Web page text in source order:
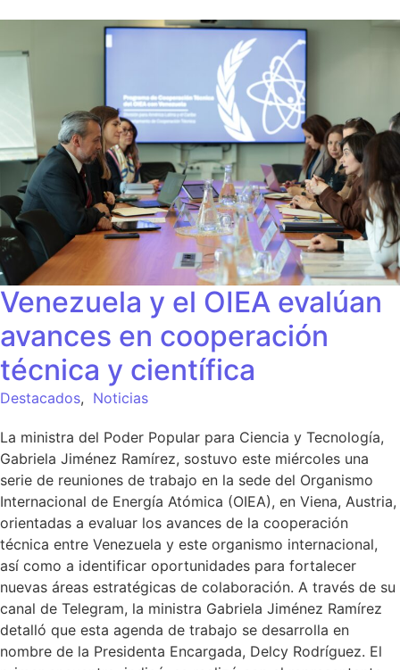
Venezuela y el OIEA evalúan
avances en cooperación
técnica y científica
Destacados, Noticias
La ministra del Poder Popular para Ciencia y Tecnología,
Gabriela Jiménez Ramírez, sostuvo este miércoles una
serie de reuniones de trabajo en la sede del Organismo
Internacional de Energía Atómica (OIEA), en Viena, Austria,
orientadas a evaluar los avances de la cooperación
técnica entre Venezuela y este organismo internacional,
así como a identificar oportunidades para fortalecer
nuevas áreas estratégicas de colaboración. A través de su
canal de Telegram, la ministra Gabriela Jiménez Ramírez
detalló que esta agenda de trabajo se desarrolla en
nombre de la Presidenta Encargada, Delcy Rodríguez. El